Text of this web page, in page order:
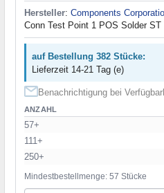
Hersteller: Components
Conn Test Point 1 POS Solder ST
auf Bestellung 382 Stücke:
Lieferzeit 14-21 Tag (e)
Benachrichtigung bei
ANZAHL
57+
111+
250+
Mindestbestellmenge: 57 Stücke